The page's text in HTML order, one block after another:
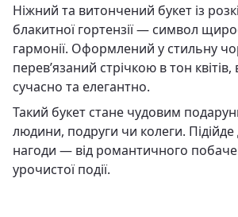
Ніжний та витончений букет із
блакитної гортензії — символ
гармонії. Оформлений у стильну
перев’язаний стрічкою в тон квітів,
сучасно та елегантно.
Такий букет стане чудовим
людини, подруги чи колеги. Підійде
нагоди — від романтичного
урочистої події.